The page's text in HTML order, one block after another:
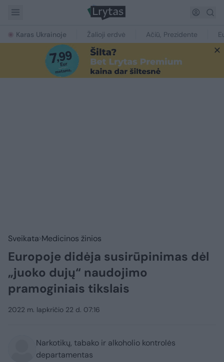
Karas Ukrainoje Žalioji erdvė Ačiū, Prezidente
Sveikata Medicinos žinios
Europoje didėja susirūpinimas dėl
„juoko dujų“ naudojimo
pramoginiais tikslais
2022 m. lapkričio 22 d. 07:16
Narkotikų, tabako ir alkoholio kontrolės
departamentas